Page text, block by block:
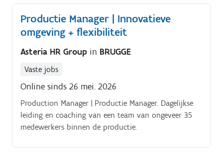
machine altijd op de meest efficiënte manier worden
ingezet.
Productie Manager | Innovatieve
omgeving + flexibiliteit
Asteria HR Group in BRUGGE
Vaste jobs
Online sinds 26 mei. 2026
Production Manager | Productie Manager. Dagelijkse
leiding en coaching van een team van ongeveer 35
medewerkers binnen de productie.